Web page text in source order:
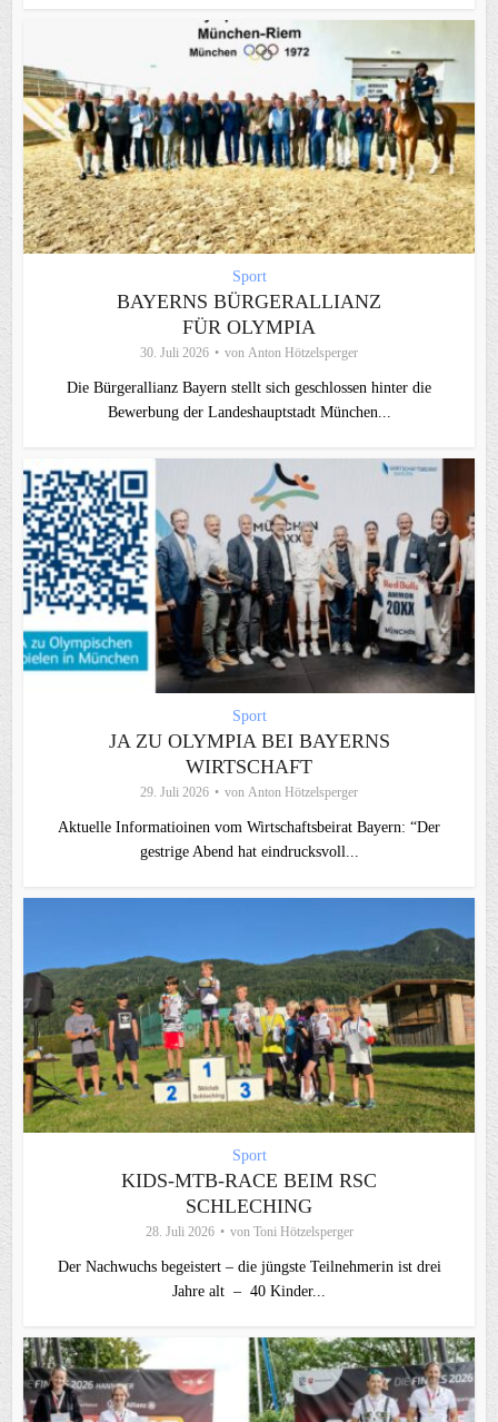
Sport
BAYERNS BÜRGERALLIANZ
FÜR OLYMPIA
30. Juli 2026 von Anton Hötzelsperger
Die Bürgerallianz Bayern stellt sich geschlossen hinter die
Bewerbung der Landeshauptstadt München...
Sport
JA ZU OLYMPIA BEI BAYERNS
WIRTSCHAFT
29. Juli 2026 von Anton Hötzelsperger
Aktuelle Informatioinen vom Wirtschaftsbeirat Bayern: “Der
gestrige Abend hat eindrucksvoll...
Sport
KIDS-MTB-RACE BEIM RSC
SCHLECHING
28. Juli 2026 von Toni Hötzelsperger
Der Nachwuchs begeistert – die jüngste Teilnehmerin ist drei
Jahre alt – 40 Kinder...